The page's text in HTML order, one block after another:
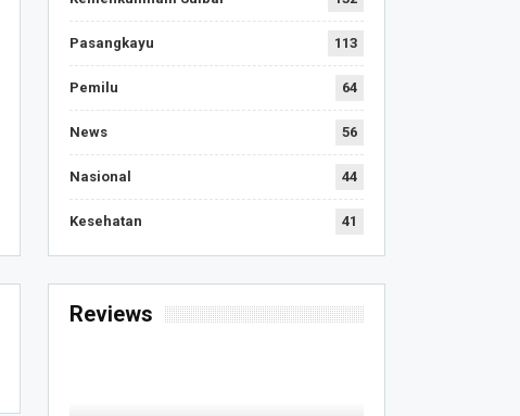
Pasangkayu 113
Pemilu 64
News 56
Nasional 44
Kesehatan 41
Reviews